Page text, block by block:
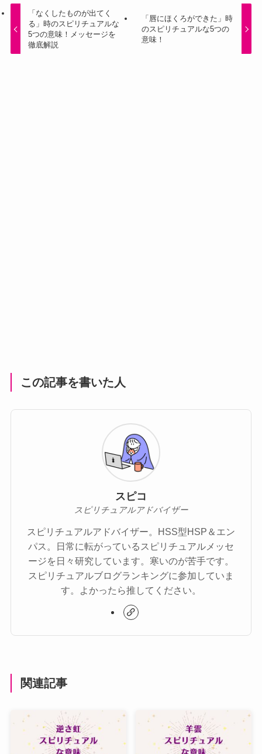
「なくしたものが出てく
る」時のスピリチュアルな
5つの意味！メッセージを
徹底解説
「唇にほくろができた」時
のスピリチュアルな5つの
意味！
この記事を書いた人
スピコ
スピリチュアルアドバイザー
スピリチュアルアドバイザー。HSS型HSP＆エン
パス。日常に転がっているスピリチュアルメッセ
ージを日々研究しています。寒いのが苦手です。
スピリチュアルブログランキングに参加していま
す。よかったら推してください。
関連記事